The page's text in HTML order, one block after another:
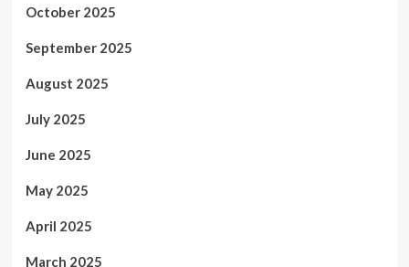
October 2025
September 2025
August 2025
July 2025
June 2025
May 2025
April 2025
March 2025